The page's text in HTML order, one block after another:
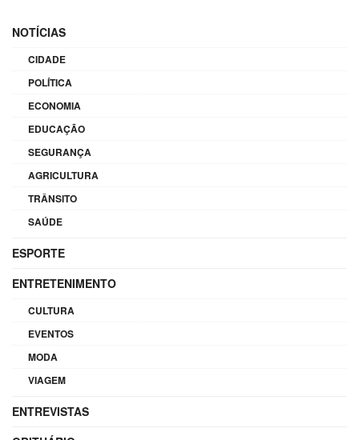
NOTÍCIAS
CIDADE
POLÍTICA
ECONOMIA
EDUCAÇÃO
SEGURANÇA
AGRICULTURA
TRÂNSITO
SAÚDE
ESPORTE
ENTRETENIMENTO
CULTURA
EVENTOS
MODA
VIAGEM
ENTREVISTAS